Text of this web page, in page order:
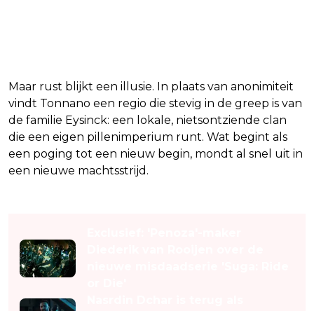
Maar rust blijkt een illusie. In plaats van anonimiteit
vindt Tonnano een regio die stevig in de greep is van
de familie Eysinck: een lokale, nietsontziende clan
die een eigen pillenimperium runt. Wat begint als
een poging tot een nieuw begin, mondt al snel uit in
een nieuwe machtsstrijd.